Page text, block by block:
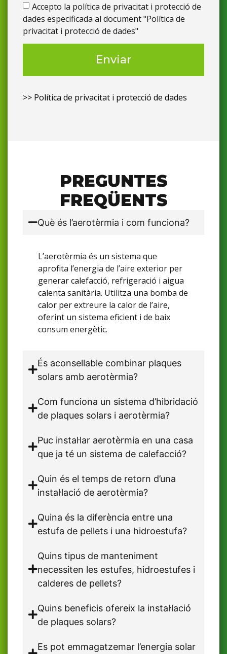
Accepto la política de privacitat i protecció de
dades especificada al document "Política de
privacitat i protecció de dades"
Enviar
>> Política de privacitat i protecció de dades
PREGUNTES
FREQÜENTS
Què és l’aerotèrmia i com funciona?
L’aerotèrmia és un sistema que
aprofita l’energia de l’aire exterior per
generar calefacció, refrigeració i aigua
calenta sanitària. Utilitza una bomba de
calor per extreure la calor de l’aire,
oferint un sistema eficient i de baix
consum energètic.
És aconsellable combinar plaques
solars amb aerotèrmia?
Com funciona un sistema d’hibridació
de plaques solars i aerotèrmia?
Puc instal·lar aerotèrmia en una casa
que ja té un sistema de calefacció?
Quin és el temps de retorn d’una
instal·lació de aerotèrmia?
Quina és la diferència entre una
estufa de pellets i una hidroestufa?
Quins tipus de manteniment
necessiten les estufes, hidroestufes i
calderes de pellets?
Quins beneficis ofereix la instal·lació
de plaques solars?
Es pot emmagatzemar l’energia solar